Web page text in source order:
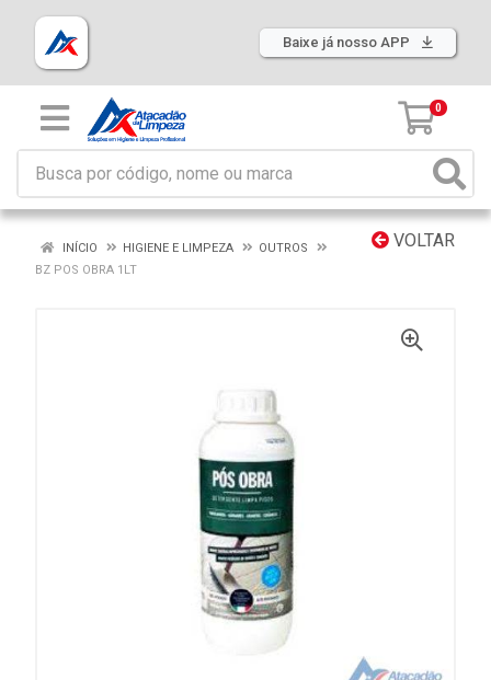
Baixe já nosso APP
0
VOLTAR
INÍCIO HIGIENE E LIMPEZA
OUTROS
BZ POS OBRA 1LT